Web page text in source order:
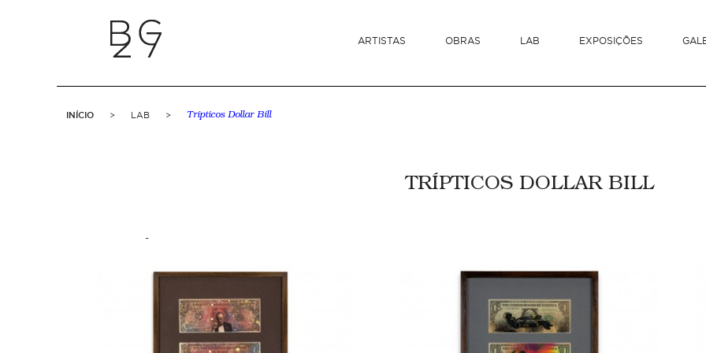
ARTISTAS OBRAS LAB EXPOSIÇÕES
INÍCIO > LAB > Trípticos Dollar Bill
TRÍPTICOS DOLLAR BILL
-